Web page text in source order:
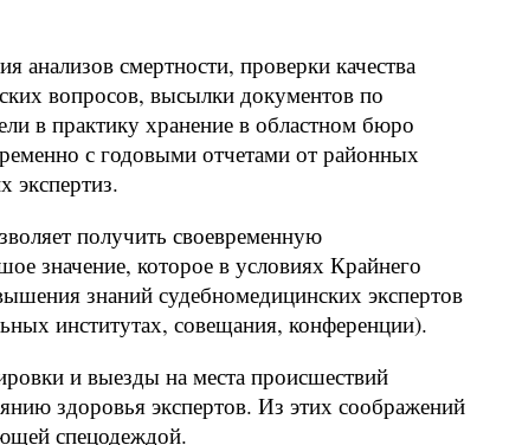
анализов смертности, проверки качества
вопросов, высылки документов по
в практику хранение в областном бюро
с годовыми отчетами от районных
экспертиз.
получить своевременную
значение, которое в условиях Крайнего
знаний судебномедицинских экспертов
институтах, совещания, конференции).
и выезды на места происшествий
здоровья экспертов. Из этих соображений
спецодеждой.